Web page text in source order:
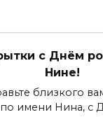
с Днём
Нине!
близкого
по имени Нина, с